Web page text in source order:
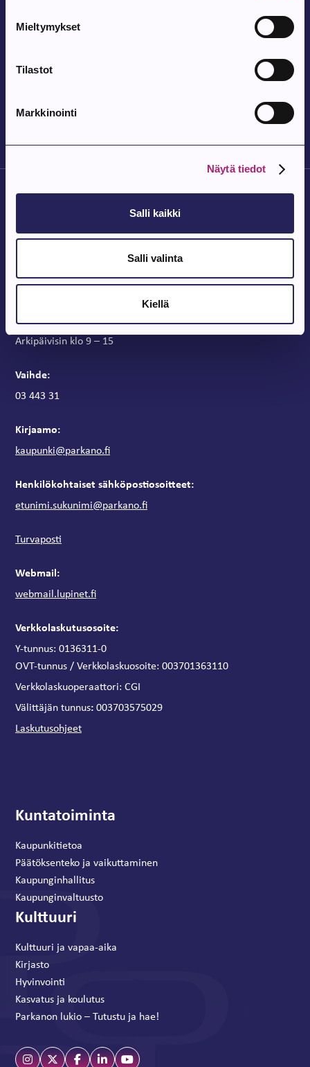
Mieltymykset
Tilastot
Markkinointi
Näytä tiedot
Salli kaikki
Salli valinta
Kiellä
Parkanon kirjasto
Parkanontie 37
Kaupungintalon aukioloajat
Arkipäivisin klo 9 – 15
Vaihde:
03 443 31
Kirjaamo:
kaupunki@parkano.fi
Henkilökohtaiset sähköpostiosoitteet:
etunimi.sukunimi@parkano.fi
Turvaposti
Webmail:
webmail.lupinet.fi
Verkkolaskutusosoite:
Y-tunnus: 0136311-0
OVT-tunnus / Verkkolaskuosoite: 003701363110
Verkkolaskuoperaattori: CGI
Välittäjän tunnus:003703575029
Laskutusohjeet
Kuntatoiminta
Kaupunkitietoa
Päätöksenteko ja vaikuttaminen
Kaupunginhallitus
Kaupunginvaltuusto
Kulttuuri
Kulttuuri ja vapaa-aika
Kirjasto
Hyvinvointi
Kasvatus ja koulutus
Parkanon lukio – Tutustu ja hae!